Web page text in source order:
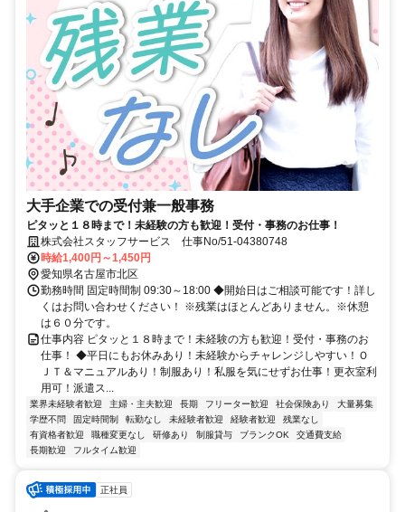
大手企業での受付兼一般事務
ピタッと１８時まで！未経験の方も歓迎！受付・事務のお仕事！
株式会社スタッフサービス 仕事No/51-04380748
時給1,400円～1,450円
愛知県名古屋市北区
勤務時間 固定時間制 09:30～18:00 ◆開始日はご相談可能です！詳し
くはお問い合わせください！ ※残業はほとんどありません。※休憩
は６０分です。
仕事内容 ピタッと１８時まで！未経験の方も歓迎！受付・事務のお
仕事！ ◆平日にもお休みあり！未経験からチャレンジしやすい！Ｏ
ＪＴ＆マニュアルあり！制服あり！私服を気にせずお仕事！更衣室利
用可！派遣ス...
業界未経験者歓迎 主婦・主夫歓迎 長期 フリーター歓迎 社会保険あり
大量募集
学歴不問
固定時間制 転勤なし 未経験者歓迎 経験者歓迎
残業なし
有資格者歓迎
職種変更なし 研修あり 制服貸与 ブランクOK
交通費支給
長期歓迎
フルタイム歓迎
正社員